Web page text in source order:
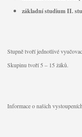
základní studium II.
Stupně tvoří jednotlivé
Skupinu tvoří 5 – 15 žáků.
Informace o našich